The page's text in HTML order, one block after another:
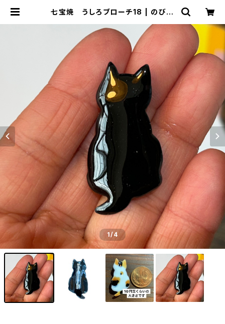
七宝焼 うしろブローチ18 | のび工
1/4